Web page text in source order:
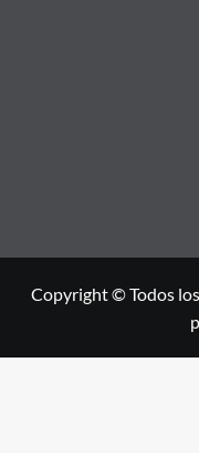
Copyright © Todos